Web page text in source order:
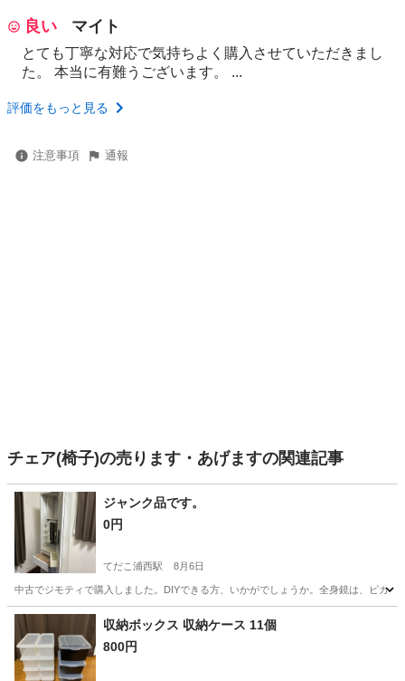
良い マイト
とても丁寧な対応で気持ちよく購入させていただきまし
た。 本当に有難うございます。 ...
評価をもっと見る
注意事項 通報
チェア(椅子)の売ります・あげますの関連記事
ジャンク品です。
0円
てだこ浦西駅 8月6日
中古でジモティで購入しました。DIYできる方、いかがでしょうか。全身鏡は、ピカピ
沖縄 中頭郡 てだこ浦西駅 ドレッサー ジャンク品
収納ボックス 収納ケース 11個
800円